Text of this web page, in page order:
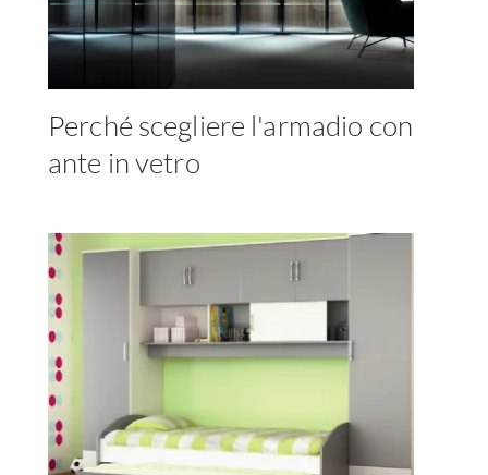
Perché scegliere l'armadio con
ante in vetro